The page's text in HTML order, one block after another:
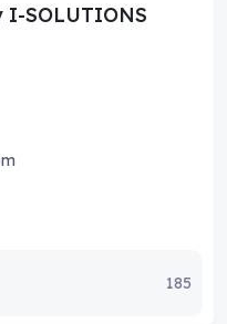
I-SOLUTIONS
185